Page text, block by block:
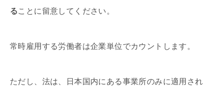
ることに留意してください。
常時雇用する労働者は企業単位でカウントします。
ただし、法は、日本国内にある事業所のみに適用され